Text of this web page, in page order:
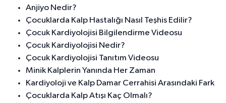
Anjiyo Nedir?
Çocuklarda Kalp Hastalığı Nasıl Teşhis Edilir?
Çocuk Kardiyolojisi Bilgilendirme Videosu
Çocuk Kardiyolojisi Nedir?
Çocuk Kardiyolojisi Tanıtım Videosu
Minik Kalplerin Yanında Her Zaman
Kardiyoloji ve Kalp Damar Cerrahisi Arasındaki Fark
Çocuklarda Kalp Atışı Kaç Olmalı?